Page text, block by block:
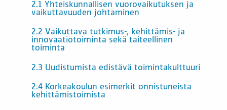
2.1 Yhteiskunnallisen vuorovaikutuksen ja
vaikuttavuuden johtaminen
2.2 Vaikuttava tutkimus-, kehittämis- ja
innovaatiotoiminta sekä taiteellinen
toiminta
2.3 Uudistumista edistävä toimintakulttuuri
2.4 Korkeakoulun esimerkit onnistuneista
kehittämistoimista